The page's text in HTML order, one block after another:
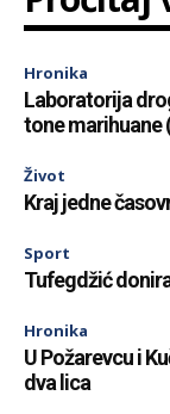
Hronika
Laboratorija
tone marihuane
Život
Kraj jedne
Sport
Tufegdžić
Hronika
U Požarevcu i
dva lica